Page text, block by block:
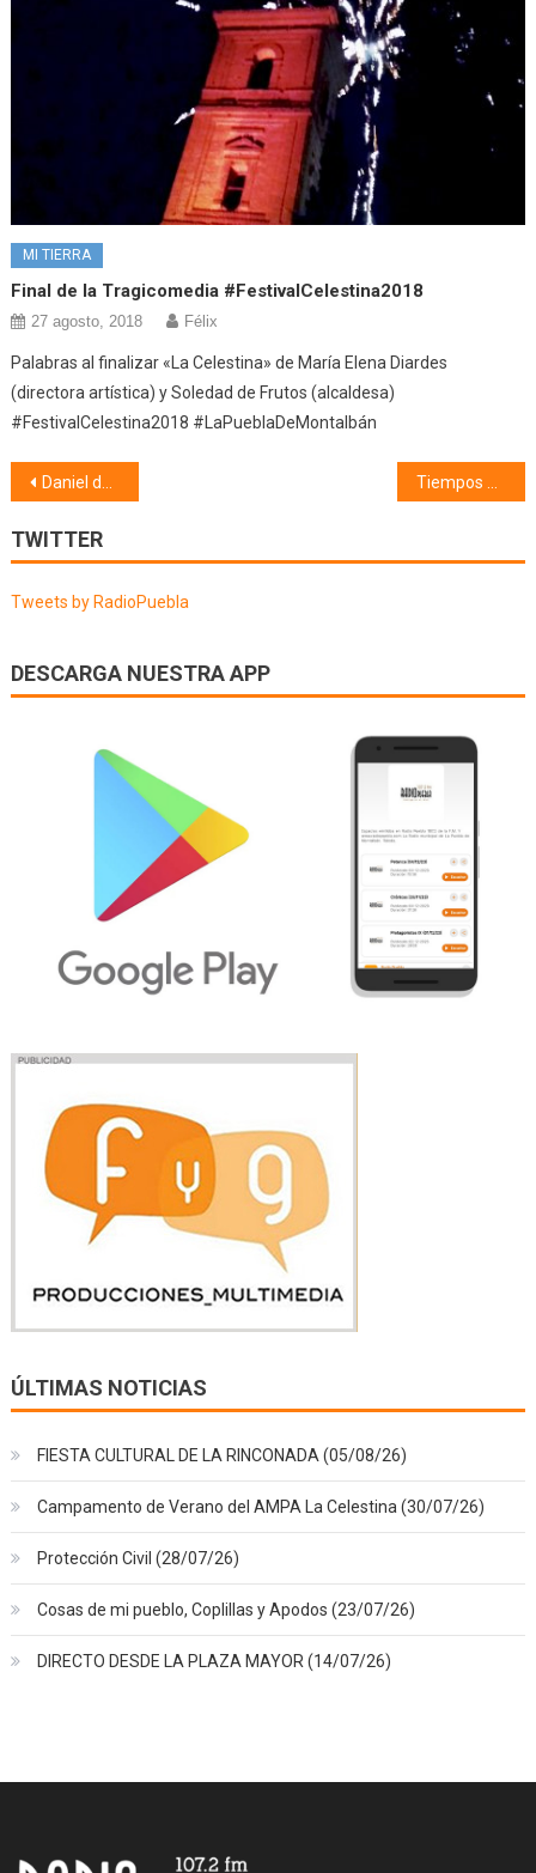
MI TIERRA
Final de la Tragicomedia #FestivalCelestina2018
27 agosto, 2018 Félix
Palabras al finalizar «La Celestina» de María Elena Diardes
(directora artística) y Soledad de Frutos (alcaldesa)
#FestivalCelestina2018 #LaPueblaDeMontalbán
Navegación
de
entradas
Daniel de los Reyes (16/03/21) Tiempos de Celestina (16/03/21)
TWITTER
Tweets by RadioPuebla
DESCARGA NUESTRA APP
ÚLTIMAS NOTICIAS
FIESTA CULTURAL DE LA RINCONADA (05/08/26)
Campamento de Verano del AMPA La Celestina (30/07/26)
Protección Civil (28/07/26)
Cosas de mi pueblo, Coplillas y Apodos (23/07/26)
DIRECTO DESDE LA PLAZA MAYOR (14/07/26)